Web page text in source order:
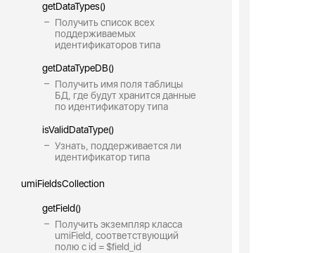
getDataTypes()
Получить список всех
поддерживаемых
идентификаторов типа
getDataTypeDB()
Получить имя поля таблицы
БД, где будут хранится данные
по идентификатору типа
isValidDataType()
Узнать, поддерживается ли
идентификатор типа
umiFieldsCollection
getField()
Получить экземпляр класса
umiField, соответствующий
полю с id = $field_id